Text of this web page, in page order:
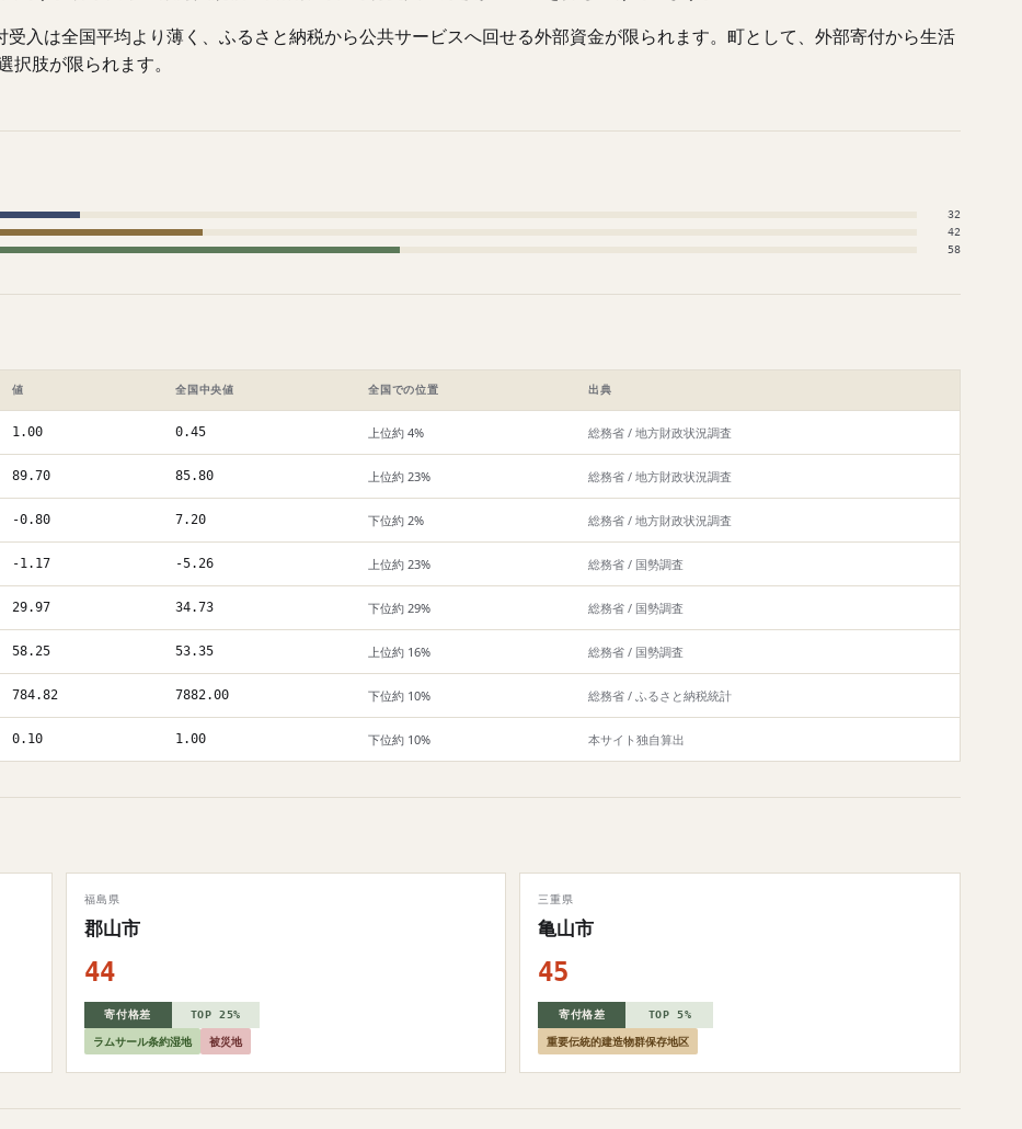
入は全国平均より薄く、ふるさと納税から公共サービスへ回せる外部資金が限られます。町として、外部寄付から生活
肢が限られます。
32
42
58
値 全国中央値 全国での位置 出典
1.00 0.45 上位約 4% 総務省 / 地方財政状況調査
89.70 85.80 上位約 23% 総務省 / 地方財政状況調査
-0.80 7.20 下位約 2% 総務省 / 地方財政状況調査
-1.17 -5.26 上位約 23% 総務省 / 国勢調査
29.97 34.73 下位約 29% 総務省 / 国勢調査
58.25 53.35 上位約 16% 総務省 / 国勢調査
784.82 7882.00 下位約 10% 総務省 / ふるさと納税統計
0.10 1.00 下位約 10% 本サイト独自算出
福島県
郡山市
44
寄付格差 TOP 25%
ラムサール条約湿地 被災地
三重県
亀山市
45
寄付格差 TOP 5%
重要伝統的建造物群保存地区